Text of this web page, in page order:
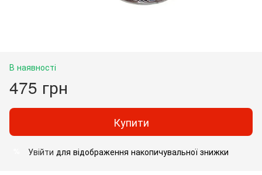
В наявності
475 грн
Купити
Увійти для відображення накопичувальної знижки